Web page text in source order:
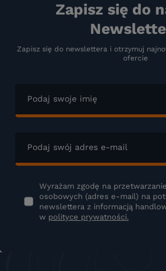
Zapisz się do
Zapisz się do newslettera i otrzymuj
ofercie
Podaj swoje imię
Podaj swój adres e-mail
Wyrażam zgodę na
osobowych (adres e-mail) na
newslettera z informacją
w polityce prywatności.